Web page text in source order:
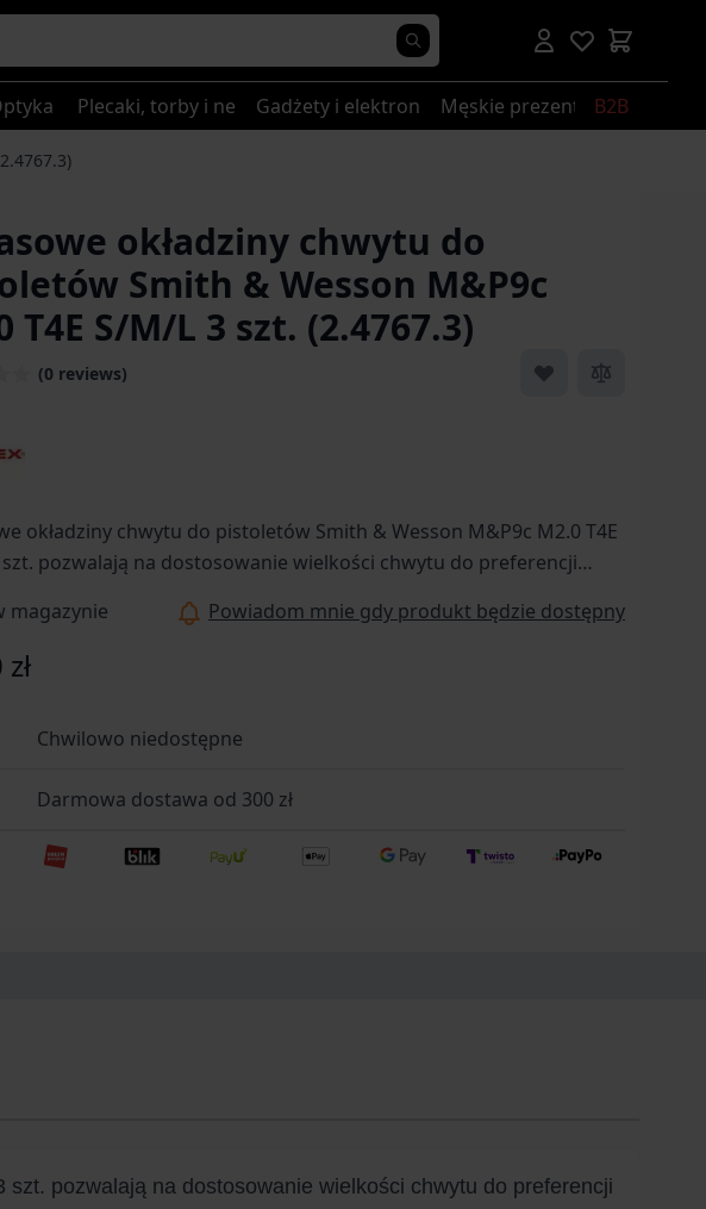
Plecaki, torby i nerkiGadżety i elektronikaMęskie prezenty B2B
okładziny chwytu do
Smith & Wesson M&P9c
T4E S/M/L 3 szt. (2.4767.3)
(0 reviews)
image
okładziny chwytu do pistoletów Smith & Wesson M&P9c M2.0 T4E
szt. pozwalają na dostosowanie wielkości chwytu do preferencji
magazynie Powiadom mnie gdy produkt będzie dostępny
Chwilowo niedostępne
Darmowa dostawa od 300 zł
pozwalają na dostosowanie wielkości chwytu do preferencji